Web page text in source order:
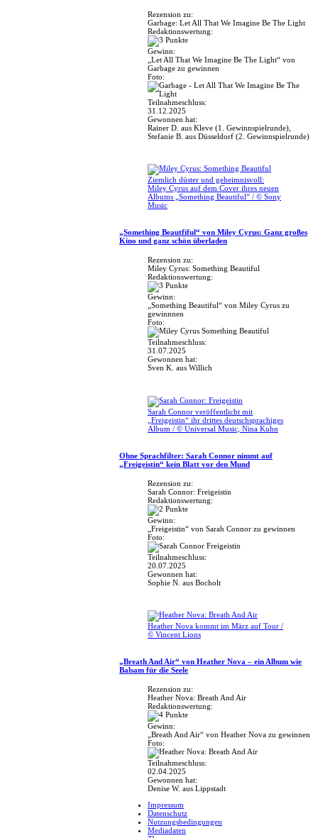
Rezension zu:
Garbage: Let All That We Imagine Be The Light
Redaktionswertung:
Gewinn:
„Let All That We Imagine Be The Light“ von
Garbage zu gewinnen
Foto:
Teilnahmeschluss:
31.12.2025
Gewonnen hat:
Rainer D. aus Kleve (1. Gewinnspielrunde),
Stefanie B. aus Düsseldorf (2. Gewinnspielrunde)
Ziemlich düster und geheimnisvoll:
Miley Cyrus auf dem Cover ihres neuen
Albums „Something Beautiful“ / © Sony
Music
„Something Beautfiful“ von Miley Cyrus: Ganz großes
Kino und ganz schön überladen
Rezension zu:
Miley Cyrus: Something Beautiful
Redaktionswertung:
Gewinn:
„Something Beautiful“ von Miley Cyrus zu
gewinnnen
Foto:
Teilnahmeschluss:
31.07.2025
Gewonnen hat:
Sven K. aus Willich
Sarah Connor veröffentlicht mit
„Freigeistin“ ihr drittes deutschsprachiges
Album / © Universal Music, Nina Kuhn
Ohne Sprachfilter: Sarah Connor nimmt auf
„Freigeistin“ kein Blatt vor den Mund
Rezension zu:
Sarah Connor: Freigeistin
Redaktionswertung:
Gewinn:
„Freigeistin“ von Sarah Connor zu gewinnen
Foto:
Teilnahmeschluss:
20.07.2025
Gewonnen hat:
Sophie N. aus Bocholt
Heather Nova kommt im März auf Tour /
© Vincent Lions
„Breath And Air“ von Heather Nova – ein Album wie
Balsam für die Seele
Rezension zu:
Heather Nova: Breath And Air
Redaktionswertung:
Gewinn:
„Breath And Air“ von Heather Nova zu gewinnen
Foto:
Teilnahmeschluss:
02.04.2025
Gewonnen hat:
Denise W. aus Lippstadt
Impressum
Datenschutz
Nutzungsbedingungen
Mediadaten